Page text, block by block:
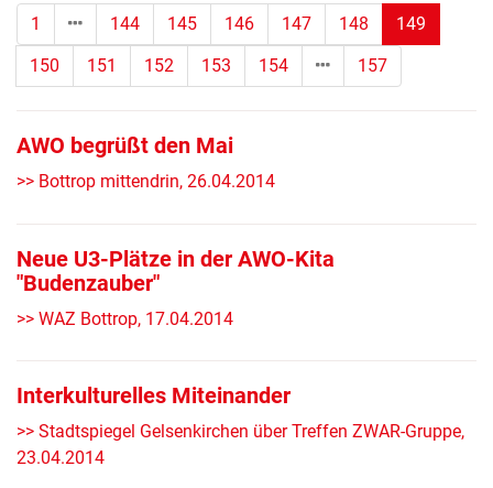
1 144 145 146 147 148 149
150 151 152 153 154 157
AWO begrüßt den Mai
>> Bottrop mittendrin, 26.04.2014
Neue U3-Plätze in der AWO-Kita
"Budenzauber"
>> WAZ Bottrop, 17.04.2014
Interkulturelles Miteinander
>> Stadtspiegel Gelsenkirchen über Treffen ZWAR-Gruppe,
23.04.2014